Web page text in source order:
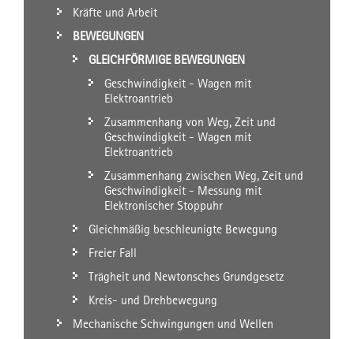
Kräfte und Arbeit
BEWEGUNGEN
GLEICHFÖRMIGE BEWEGUNGEN
Geschwindigkeit - Wagen mit
Elektroantrieb
Zusammenhang von Weg, Zeit und
Geschwindigkeit - Wagen mit
Elektroantrieb
Zusammenhang zwischen Weg, Zeit und
Geschwindigkeit - Messung mit
Elektronischer Stoppuhr
Gleichmäßig beschleunigte Bewegung
Freier Fall
Trägheit und Newtonsches Grundgesetz
Kreis- und Drehbewegung
Mechanische Schwingungen und Wellen